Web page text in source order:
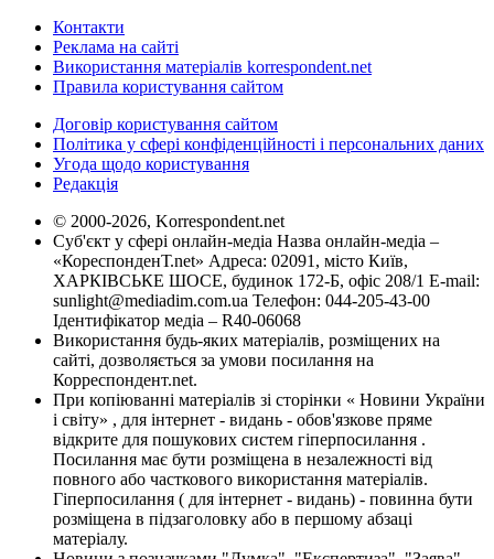
Контакти
Реклама на сайті
Використання матеріалів korrespondent.net
Правила користування сайтом
Договір користування сайтом
Політика у сфері конфіденційності і персональних даних
Угода щодо користування
Редакція
© 2000-2026, Korrespondent.net
Суб'єкт у сфері онлайн-медіа Назва онлайн-медіа –
«КореспонденТ.net» Адреса: 02091, місто Київ,
ХАРКІВСЬКЕ ШОСЕ, будинок 172-Б, офіс 208/1 E-mail:
sunlight@mediadim.com.ua Телефон: 044-205-43-00
Ідентифікатор медіа – R40-06068
Використання будь-яких матеріалів, розміщених на
сайті, дозволяється за умови посилання на
Корреспондент.net.
При копіюванні матеріалів зі сторінки « Новини України
і світу» , для інтернет - видань - обов'язкове пряме
відкрите для пошукових систем гіперпосилання .
Посилання має бути розміщена в незалежності від
повного або часткового використання матеріалів.
Гіперпосилання ( для інтернет - видань) - повинна бути
розміщена в підзаголовку або в першому абзаці
матеріалу.